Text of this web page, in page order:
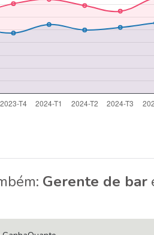
Gerente de bar